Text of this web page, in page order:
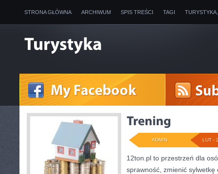
STRONA GŁÓWNA ARCHIWUM SPIS TREŚCI TAGI
LUT -
ADMIN
12ton.pl to przestrzeń dla
sprawność, zmienić